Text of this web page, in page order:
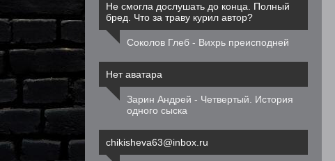
Не смогла дослушать до конца. Полный
бред. Что за траву курил автор?
Соколов Глеб - Вихрь преисподней
Нет аватара
Зарин Андрей - Четвертый. История
одного сыска
chikisheva63@inbox.ru